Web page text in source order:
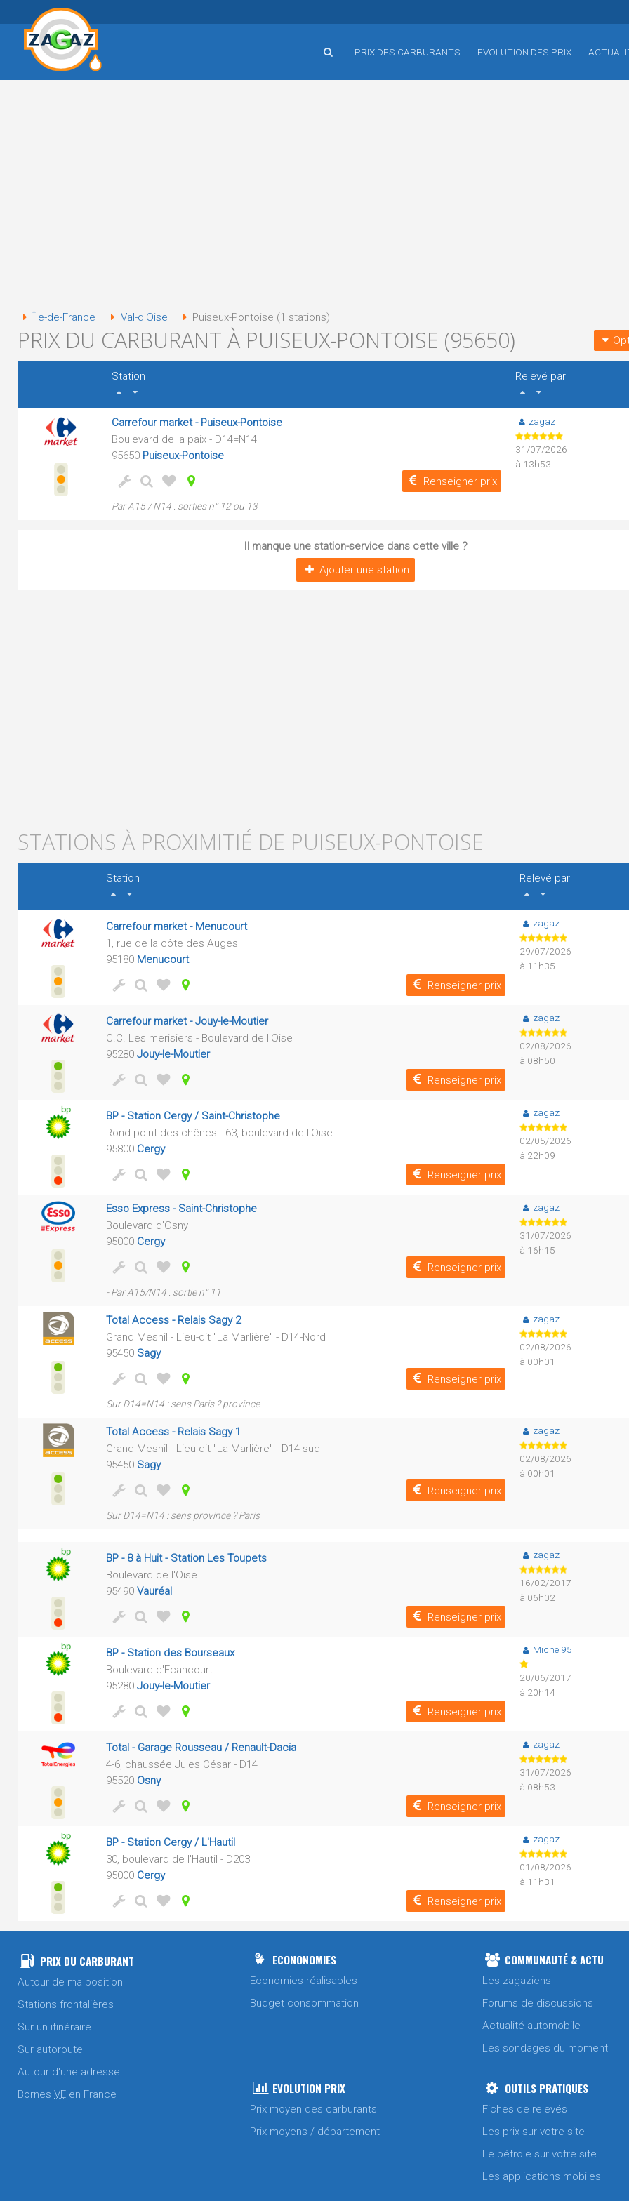
PRIX DES CARBURANTS EVOLUTION DES PRIX
Île-de-France Val-d'Oise Puiseux-Pontoise (1 stations)
PRIX DU CARBURANT À PUISEUX-PONTOISE (95650)
Station
Relevé par
Carrefour market - Puiseux-Pontoise
Boulevard de la paix - D14=N14
95650 Puiseux-Pontoise
Renseigner prix
Par A15 / N14 : sorties n° 12 ou 13
zagaz
31/07/2026
à 13h53
Il manque une station-service dans cette ville ?
Ajouter une station
STATIONS À PROXIMITIÉ DE PUISEUX-PONTOISE
Station
Relevé par
Carrefour market - Menucourt
1, rue de la côte des Auges
95180 Menucourt
Renseigner prix
zagaz
29/07/2026
à 11h35
Carrefour market - Jouy-le-Moutier
C.C. Les merisiers - Boulevard de l'Oise
95280 Jouy-le-Moutier
Renseigner prix
zagaz
02/08/2026
à 08h50
BP - Station Cergy / Saint-Christophe
Rond-point des chênes - 63, boulevard de l'Oise
95800 Cergy
Renseigner prix
zagaz
02/05/2026
à 22h09
Esso Express - Saint-Christophe
Boulevard d'Osny
95000 Cergy
Renseigner prix
- Par A15/N14 : sortie n° 11
zagaz
31/07/2026
à 16h15
Total Access - Relais Sagy 2
Grand Mesnil - Lieu-dit "La Marlière" - D14-Nord
95450 Sagy
Renseigner prix
Sur D14=N14 : sens Paris ? province
zagaz
02/08/2026
à 00h01
Total Access - Relais Sagy 1
Grand-Mesnil - Lieu-dit "La Marlière" - D14 sud
95450 Sagy
Renseigner prix
Sur D14=N14 : sens province ? Paris
zagaz
02/08/2026
à 00h01
BP - 8 à Huit - Station Les Toupets
Boulevard de l'Oise
95490 Vauréal
Renseigner prix
zagaz
16/02/2017
à 06h02
BP - Station des Bourseaux
Boulevard d'Ecancourt
95280 Jouy-le-Moutier
Renseigner prix
Michel95
20/06/2017
à 20h14
Total - Garage Rousseau / Renault-Dacia
4-6, chaussée Jules César - D14
95520 Osny
Renseigner prix
zagaz
31/07/2026
à 08h53
BP - Station Cergy / L'Hautil
30, boulevard de l'Hautil - D203
95000 Cergy
Renseigner prix
zagaz
01/08/2026
à 11h31
PRIX DU CARBURANT
Autour de ma position
Stations frontalières
Sur un itinéraire
Sur autoroute
Autour d'une adresse
Bornes VE en France
ECONONOMIES
Economies réalisables
Budget consommation
COMMUNAUTÉ & ACTU
Les zagaziens
Forums de discussions
Actualité automobile
Les sondages du moment
EVOLUTION PRIX
Prix moyen des carburants
Prix moyens / département
OUTILS PRATIQUES
Fiches de relevés
Les prix sur votre site
Le pétrole sur votre site
Les applications mobiles